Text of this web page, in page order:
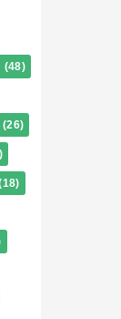
(48)
(26)